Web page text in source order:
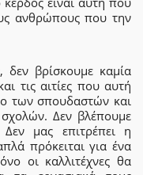
ανθρώπους που την
δεν βρίσκουμε καμία
τις αιτίες που αυτή
των σπουδαστών και
Δεν βλέπουμε
μας επιτρέπει η
πρόκειται για ένα
οι καλλιτέχνες θα